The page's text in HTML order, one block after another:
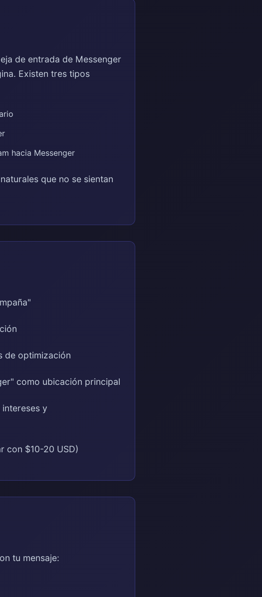
de entrada de Messenger
Existen tres tipos
hacia Messenger
que no se sientan
de optimización
como ubicación principal
y
con $10-20 USD)
tu mensaje: